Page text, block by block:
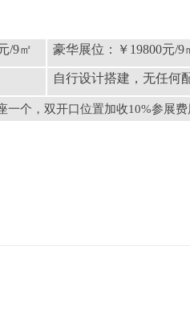
/9㎡ 豪华展位：￥ 19800元/9
自行设计搭建，无任何
一个，双开口位置加收10%参展费